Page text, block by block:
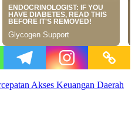
Akses Keuangan Daerah